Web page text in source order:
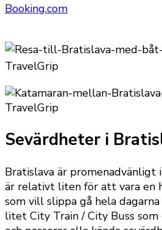
Booking.com
Sevärdheter i
Bratislava är promenadvänligt
är relativt liten för att vara en
som vill slippa gå hela
litet City Train / City Buss